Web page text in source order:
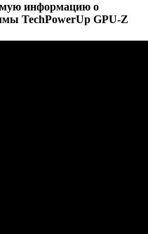
информацию о
TechPowerUp GPU-Z